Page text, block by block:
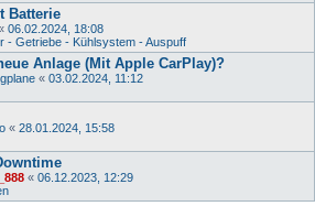
Batterie
06.02.2024, 18:08
- Getriebe - Kühlsystem - Auspuff
Anlage (Mit Apple CarPlay)?
« 03.02.2024, 11:12
« 28.01.2024, 15:58
« 06.12.2023, 12:29